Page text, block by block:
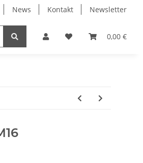
News Kontakt Newsletter
0,00 €
Lagertechnik Lineartechnik